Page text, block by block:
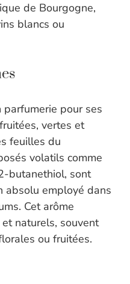
de Bourgogne,
blancs ou
parfumerie pour ses
vertes et
feuilles du
volatils comme
butanethiol, sont
absolu employé dans
Cet arôme
naturels, souvent
ou fruitées.